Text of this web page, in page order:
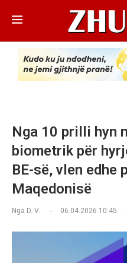
Nga 10 prilli hyn
biometrik për
BE-së, vlen edhe
Maqedonisë
Nga D. V. 06.04.2026 10:45